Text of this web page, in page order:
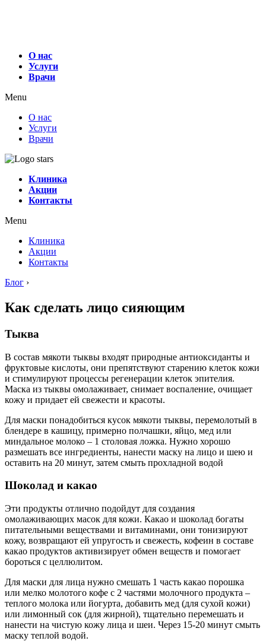
О нас
Услуги
Врачи
Menu
О нас
Услуги
Врачи
Клиника
Акции
Контакты
Menu
Клиника
Акции
Контакты
Блог ›
Как сделать лицо сияющим
Тыква
В состав мякоти тыквы входят природные антиоксиданты и
фруктовые кислоты, они препятствуют старению клеток кожи
и стимулируют процессы регенерации клеток эпителия.
Маска из тыквы омолаживает, снимает воспаление, очищает
кожу и придает ей свежести и красоты.
Для маски понадобиться кусок мякоти тыквы, перемолотый в
блендере в кашицу, примерно полчашки, яйцо, мед или
миндальное молоко – 1 столовая ложка. Нужно хорошо
размешать все ингредиенты, нанести маску на лицо и шею и
оставить на 20 минут, затем смыть прохладной водой
Шоколад и какао
Эти продукты отлично подойдут для создания
омолаживающих масок для кожи. Какао и шоколад богаты
питательными веществами и витаминами, они тонизируют
кожу, возвращают ей упругость и свежесть, кофеин в составе
какао продуктов активизирует обмен веществ и помогает
бороться с целлюлитом.
Для маски для лица нужно смешать 1 часть какао порошка
или мелко молотого кофе с 2 частями молочного продукта –
теплого молока или йогурта, добавить мед (для сухой кожи)
или лимонный сок (для жирной), тщательно перемешать и
нанести на чистую кожу лица и шеи. Через 15-20 минут смыть
маску теплой водой.